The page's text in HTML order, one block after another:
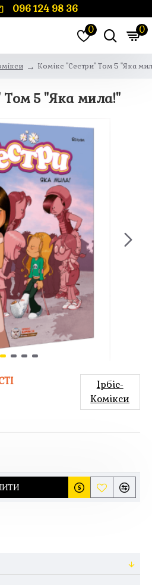
096 124 98 36
0 0
Комікс "Сестри" Том 5 "Яка
Том 5 "Яка мила!"
Ірбіс-
Комікси